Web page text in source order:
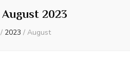
August 2023
/ 2023 / August